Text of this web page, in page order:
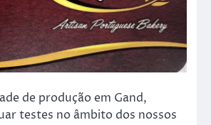
de produção em Gand,
testes no âmbito dos nossos